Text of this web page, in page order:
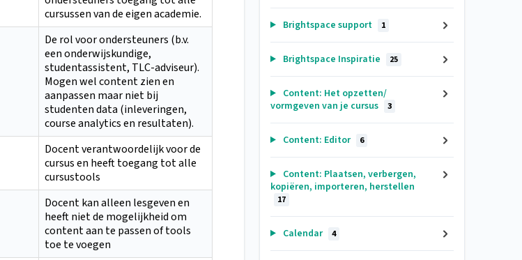
cursussen van de eigen academie.
De rol voor ondersteuners (b.v.
een onderwijskundige,
studentassistent, TLC-adviseur).
Mogen wel content zien en
aanpassen maar niet bij
studenten data (inleveringen,
course analytics en resultaten).
Docent verantwoordelijk voor de
cursus en heeft toegang tot alle
cursustools
Docent kan alleen lesgeven en
heeft niet de mogelijkheid om
content aan te passen of tools
toe te voegen
Brightspace support 1
Brightspace Inspiratie 25
Content: Het opzetten/
vormgeven van je cursus
3
Content: Editor 6
Content: Plaatsen, verbergen,
kopiëren, importeren, herstellen
17
Calendar 4